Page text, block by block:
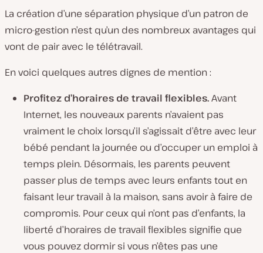
La création d’une séparation physique d’un patron de
micro-gestion n’est qu’un des nombreux avantages qui
vont de pair avec le télétravail.
En voici quelques autres dignes de mention :
Profitez d’horaires de travail flexibles.Avant
Internet, les nouveaux parents n’avaient pas
vraiment le choix lorsqu’il s’agissait d’être avec leur
bébé pendant la journée ou d’occuper un emploi à
temps plein. Désormais, les parents peuvent
passer plus de temps avec leurs enfants tout en
faisant leur travail à la maison, sans avoir à faire de
compromis. Pour ceux qui n’ont pas d’enfants, la
liberté d’horaires de travail flexibles signifie que
vous pouvez dormir si vous n’êtes pas une